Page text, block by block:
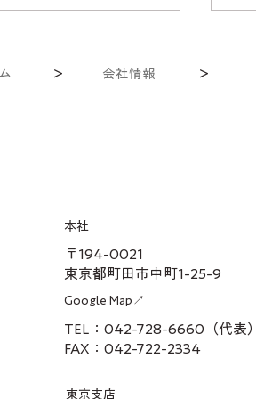
＞ 会社情報 ＞
本社
〒194-0021
東京都町田市中町1-25-9
Google Map↗
TEL：042-728-6660（代表）
FAX：042-722-2334
東京支店